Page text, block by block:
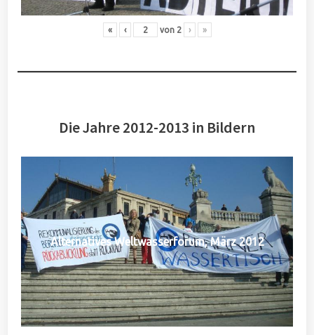
« ‹ von 2 › »
Die Jahre 2012-2013 in Bildern
Alternatives Weltwasserforum, März 2012